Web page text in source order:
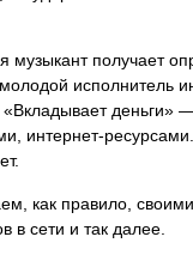
музыкант получает
исполнитель
деньги»
интернет-
как правило,
в сети и так далее.